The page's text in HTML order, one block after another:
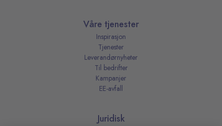
Våre tjenester
Inspirasjon
Tjenester
Leverandørnyheter
Til bedrifter
Kampanjer
EE-avfall
Juridisk